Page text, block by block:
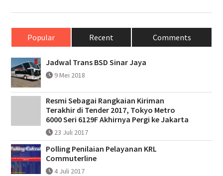
Popular Recent Comments
Jadwal Trans BSD Sinar Jaya
9 Mei 2018
Resmi Sebagai Rangkaian Kiriman
Terakhir di Tender 2017, Tokyo Metro
6000 Seri 6129F Akhirnya Pergi ke Jakarta
23 Juli 2017
Polling Penilaian Pelayanan KRL
Commuterline
4 Juli 2017